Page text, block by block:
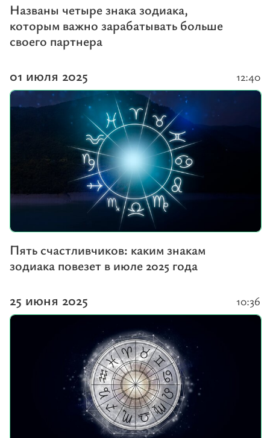
Названы четыре знака зодиака,
которым важно зарабатывать больше
своего партнера
01 июля 2025
Пять счастливчиков: каким знакам
зодиака повезет в июле 2025 года
12:40
25 июня 2025 10:36